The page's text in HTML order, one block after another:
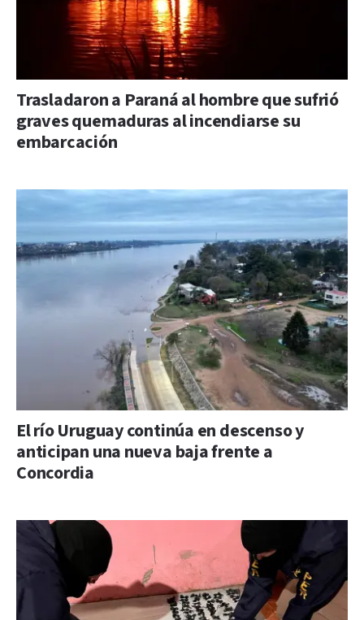
Trasladaron a Paraná al hombre que sufrió
graves quemaduras al incendiarse su
embarcación
El río Uruguay continúa en descenso y
anticipan una nueva baja frente a
Concordia